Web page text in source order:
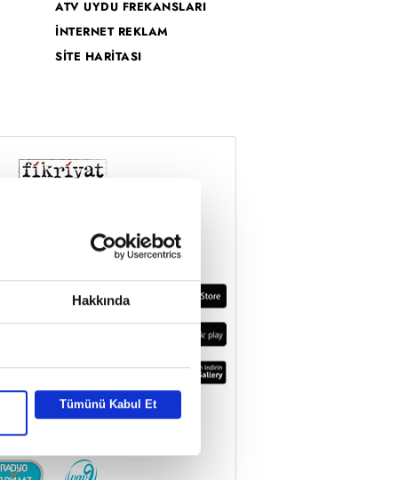
Hakkında
Tümünü Kabul Et
ATV UYDU FREKANSLARI
İNTERNET REKLAM
SİTE HARİTASI